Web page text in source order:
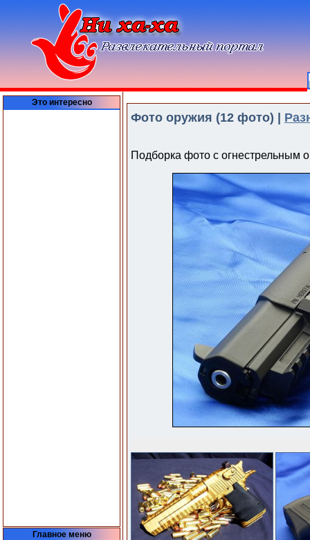
Это интересно
Главное меню
Фото оружия (12 фото) |
Подборка фото с огнестрельным